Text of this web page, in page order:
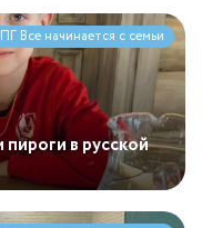
Все начинается с семьи
в русской